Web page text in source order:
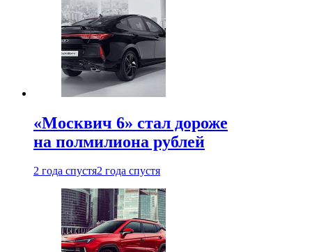
«Москвич 6» стал дороже
на полмилиона рублей
2 года спустя2 года спустя